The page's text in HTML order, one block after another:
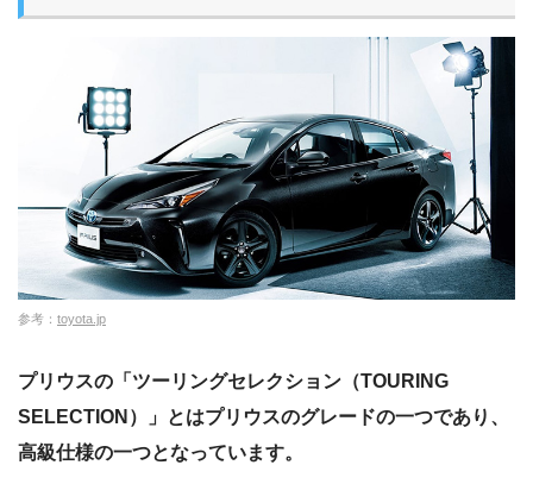
参考： toyota.jp
プリウスの「ツーリングセレクション（TOURING
SELECTION）」とはプリウスのグレードの一つであり、
高級仕様の一つとなっています。